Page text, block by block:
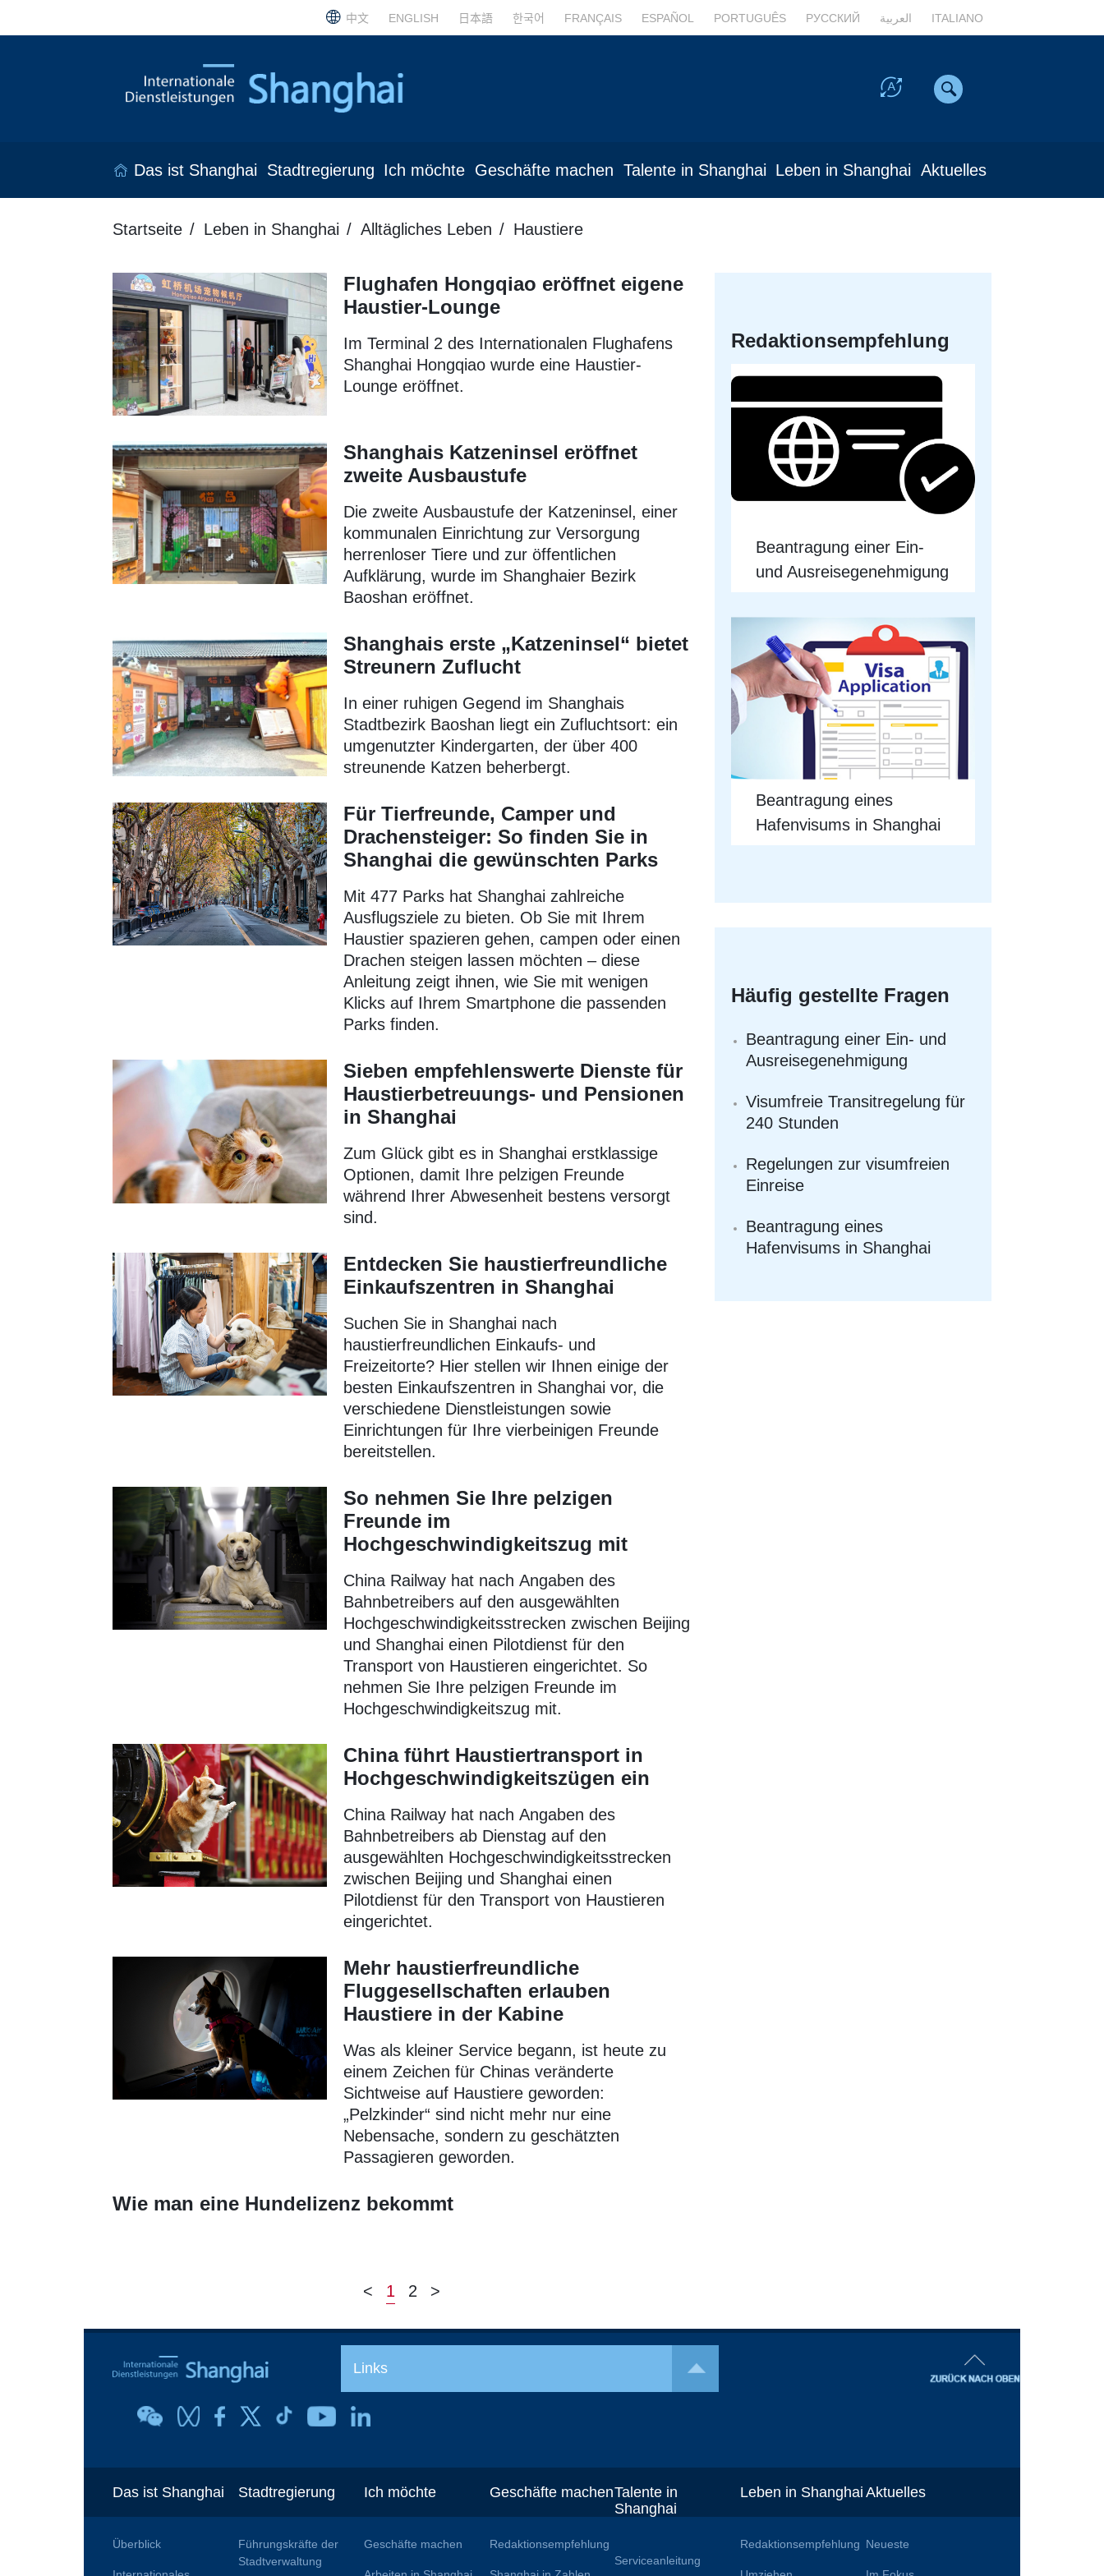
中文 ENGLISH 日本語 한국어 FRANÇAIS ESPAÑOL PORTUGUÊS РУССКИЙ العربية ITALIANO
Das ist Shanghai Stadtregierung Ich möchte Geschäfte machen Talente in Shanghai Leben in Shanghai Aktuelles
Startseite Leben in Shanghai Alltägliches Leben Haustiere
Flughafen Hongqiao eröffnet eigene
Haustier-Lounge
Im Terminal 2 des Internationalen Flughafens
Shanghai Hongqiao wurde eine Haustier-
Lounge eröffnet.
Shanghais Katzeninsel eröffnet
zweite Ausbaustufe
Die zweite Ausbaustufe der Katzeninsel, einer
kommunalen Einrichtung zur Versorgung
herrenloser Tiere und zur öffentlichen
Aufklärung, wurde im Shanghaier Bezirk
Baoshan eröffnet.
Shanghais erste „Katzeninsel“ bietet
Streunern Zuflucht
In einer ruhigen Gegend im Shanghais
Stadtbezirk Baoshan liegt ein Zufluchtsort: ein
umgenutzter Kindergarten, der über 400
streunende Katzen beherbergt.
Für Tierfreunde, Camper und
Drachensteiger: So finden Sie in
Shanghai die gewünschten Parks
Mit 477 Parks hat Shanghai zahlreiche
Ausflugsziele zu bieten. Ob Sie mit Ihrem
Haustier spazieren gehen, campen oder einen
Drachen steigen lassen möchten – diese
Anleitung zeigt ihnen, wie Sie mit wenigen
Klicks auf Ihrem Smartphone die passenden
Parks finden.
Sieben empfehlenswerte Dienste für
Haustierbetreuungs- und Pensionen
in Shanghai
Zum Glück gibt es in Shanghai erstklassige
Optionen, damit Ihre pelzigen Freunde
während Ihrer Abwesenheit bestens versorgt
sind.
Entdecken Sie haustierfreundliche
Einkaufszentren in Shanghai
Suchen Sie in Shanghai nach
haustierfreundlichen Einkaufs- und
Freizeitorte? Hier stellen wir Ihnen einige der
besten Einkaufszentren in Shanghai vor, die
verschiedene Dienstleistungen sowie
Einrichtungen für Ihre vierbeinigen Freunde
bereitstellen.
So nehmen Sie Ihre pelzigen
Freunde im
Hochgeschwindigkeitszug mit
China Railway hat nach Angaben des
Bahnbetreibers auf den ausgewählten
Hochgeschwindigkeitsstrecken zwischen Beijing
und Shanghai einen Pilotdienst für den
Transport von Haustieren eingerichtet. So
nehmen Sie Ihre pelzigen Freunde im
Hochgeschwindigkeitszug mit.
China führt Haustiertransport in
Hochgeschwindigkeitszügen ein
China Railway hat nach Angaben des
Bahnbetreibers ab Dienstag auf den
ausgewählten Hochgeschwindigkeitsstrecken
zwischen Beijing und Shanghai einen
Pilotdienst für den Transport von Haustieren
eingerichtet.
Mehr haustierfreundliche
Fluggesellschaften erlauben
Haustiere in der Kabine
Was als kleiner Service begann, ist heute zu
einem Zeichen für Chinas veränderte
Sichtweise auf Haustiere geworden:
„Pelzkinder“ sind nicht mehr nur eine
Nebensache, sondern zu geschätzten
Passagieren geworden.
Wie man eine Hundelizenz bekommt
< 1 2 >
Redaktionsempfehlung
Beantragung einer Ein-
und Ausreisegenehmigung
Beantragung eines
Hafenvisums in Shanghai
Häufig gestellte Fragen
Beantragung einer Ein- und
Ausreisegenehmigung
Visumfreie Transitregelung für
240 Stunden
Regelungen zur visumfreien
Einreise
Beantragung eines
Hafenvisums in Shanghai
Links
Das ist Shanghai
Überblick
Stadtregierung
Führungskräfte der
Stadtverwaltung
Ich möchte
Geschäfte machen
Geschäfte machen
Redaktionsempfehlung
Talente in
Shanghai
Serviceanleitung
Leben in Shanghai
Redaktionsempfehlung
Aktuelles
Neueste